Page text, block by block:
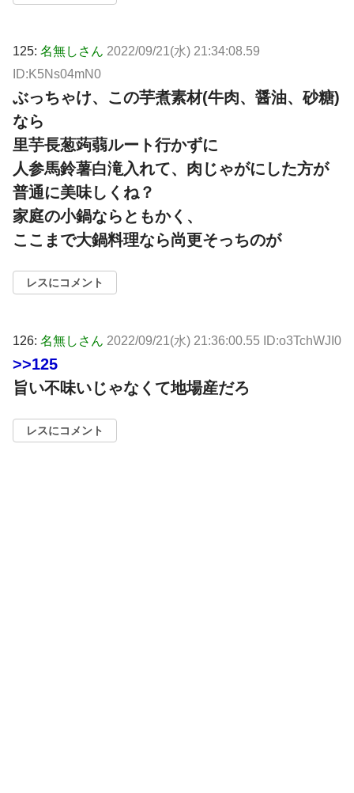
125: 名無しさん 2022/09/21(水) 21:34:08.59
ID:K5Ns04mN0
ぶっちゃけ、この芋煮素材(牛肉、醤油、砂糖)
なら
里芋長葱蒟蒻ルート行かずに
人参馬鈴薯白滝入れて、肉じゃがにした方が
普通に美味しくね？
家庭の小鍋ならともかく、
ここまで大鍋料理なら尚更そっちのが
レスにコメント
126: 名無しさん 2022/09/21(水) 21:36:00.55 ID:o3TchWJI0
>>125
旨い不味いじゃなくて地場産だろ
レスにコメント